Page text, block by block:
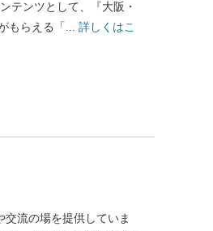
テンツとして、『大阪・
もらえる「... 詳しくはこ
流の場を提供していま